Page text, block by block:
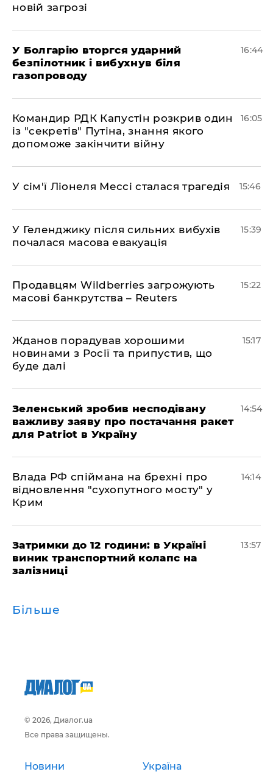
новій загрозі
У Болгарію вторгся ударний
безпілотник і вибухнув біля
газопроводу
16:44
Командир РДК Капустін розкрив один
із "секретів" Путіна, знання якого
допоможе закінчити війну
16:05
У сім'ї Ліонеля Мессі сталася трагедія 15:46
У Геленджику після сильних вибухів
почалася масова евакуація
15:39
Продавцям Wildberries загрожують
масові банкрутства – Reuters
15:22
Жданов порадував хорошими
новинами з Росії та припустив, що
буде далі
15:17
Зеленський зробив несподівану
важливу заяву про постачання ракет
для Patriot в Україну
14:54
Влада РФ спіймана на брехні про
відновлення "сухопутного мосту" у
Крим
14:14
Затримки до 12 години: в Україні
виник транспортний колапс на
залізниці
13:57
Більше
© 2026, Диалог.ua
Все права защищены.
Новини Україна